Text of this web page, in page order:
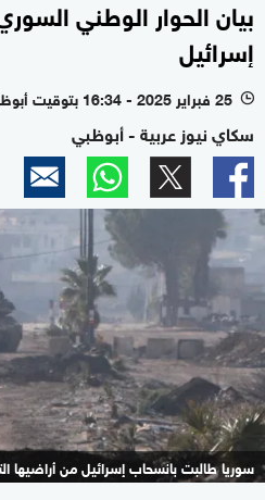
بيان الحوار الوطني
إسرائيل
l 25 فبراير 2025 - 16:34 بتوقيت أبوظبي
سكاي نيوز عربية - أبوظبي
سوريا طالبت بانسحاب إسرائيل من أراضيها